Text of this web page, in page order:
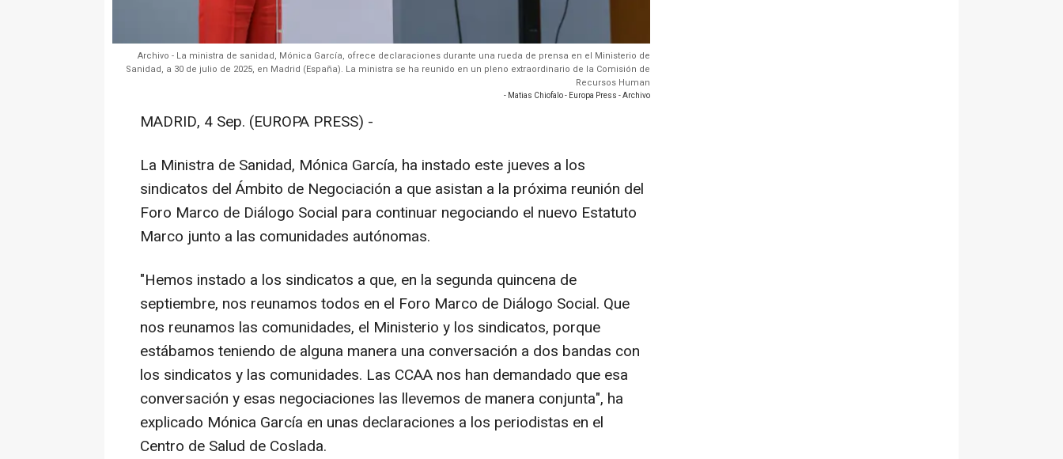
Archivo - La ministra de sanidad, Mónica García, ofrece declaraciones durante una rueda de prensa en el Ministerio de
Sanidad, a 30 de julio de 2025, en Madrid (España). La ministra se ha reunido en un pleno extraordinario de la Comisión de
Recursos Human
- Matias Chiofalo - Europa Press - Archivo
MADRID, 4 Sep. (EUROPA PRESS) -
La Ministra de Sanidad, Mónica García, ha instado este jueves a los
sindicatos del Ámbito de Negociación a que asistan a la próxima reunión del
Foro Marco de Diálogo Social para continuar negociando el nuevo Estatuto
Marco junto a las comunidades autónomas.
"Hemos instado a los sindicatos a que, en la segunda quincena de
septiembre, nos reunamos todos en el Foro Marco de Diálogo Social. Que
nos reunamos las comunidades, el Ministerio y los sindicatos, porque
estábamos teniendo de alguna manera una conversación a dos bandas con
los sindicatos y las comunidades. Las CCAA nos han demandado que esa
conversación y esas negociaciones las llevemos de manera conjunta", ha
explicado Mónica García en unas declaraciones a los periodistas en el
Centro de Salud de Coslada.